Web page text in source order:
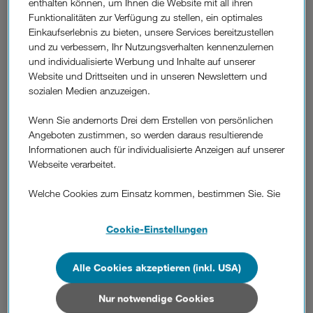
jederzeit möglich.
Der Tarifwechsel in derKundenzonewird meist innerhalb
eines Tages durchgeführt. Wir informieren Sie schriftlich,
ab wann Ihr neuer Tarif aktiv sein wird.
Alternativ können Sie den Tarifwechsel auch bei unserem
lassen. Bei beiden ist ein Tarifwechsel innerhalb eines
Tages oder zum Ende Ihres Abrechnungszeitraums
möglich.
War diese Information hilfreich?
Funktionalitäten zur Verfügung zu stellen, ein optimales
Einkaufserlebnis zu bieten, unsere Services bereitzustellen
und zu verbessern, Ihr Nutzungsverhalten kennenzulernen
und individualisierte Werbung und Inhalte auf unserer
Website und Drittseiten und in unseren Newslettern und
sozialen Medien anzuzeigen.
Wenn Sie andernorts Drei dem Erstellen von persönlichen
Angeboten zustimmen, so werden daraus resultierende
Informationen auch für individualisierte Anzeigen auf unserer
Webseite verarbeitet.
Welche Cookies zum Einsatz kommen, bestimmen Sie. Sie
Wenn Sie allen Cookies zustimmen, werden auch Cookies
von Drittanbietern verarbeitet, die Ihre Daten in Ländern
außerhalb der europäischen Union (z.B. in den USA)
verarbeiten. Sie unterliegen keinem EU-konformen
Cookie-Einstellungen
Nur notwendige Cookies
Alle Cookies akzeptieren (inkl. USA)